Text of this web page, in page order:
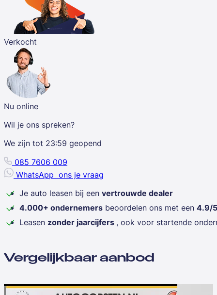
Verkocht
Nu online
Wil je ons spreken?
We zijn tot 23:59 geopend
085 7606 009
WhatsApp ons je vraag
Je auto leasen bij een vertrouwde dealer
4.000+ ondernemers beoordelen ons met een 4.9/5
Leasen zonder jaarcijfers , ook voor startende
Vergelijkbaar aanbod